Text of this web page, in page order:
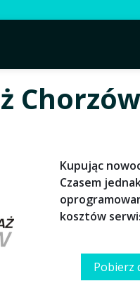
Chorzów
Kupując
Czasem
kosztów
Pobierz